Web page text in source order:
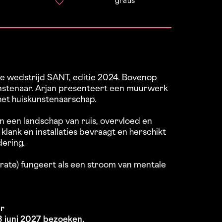
wedstrijd SANT, editie 2024. Bovenop
Arjan presenteert een muurwerk
huiskunstenaarschap.
landschap van ruis, overvloed en
en installaties bevraagt en herschikt
fungeert als een stroom van mentale
juni 2027 bezoeken.